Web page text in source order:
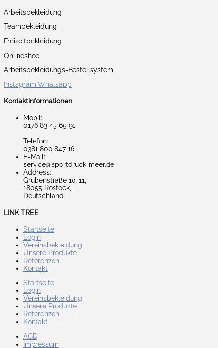
Arbeitsbekleidung
Teambekleidung
Freizeitbekleidung
Onlineshop
Arbeitsbekleidungs-Bestellsystem
Instagram Whatsapp
Kontaktinformationen
Mobil:
0176 83 45 65 91
Telefon:
0381 800 847 16
E-Mail:
service@sportdruck-meer.de
Address:
Grubenstraße 10-11,
18055 Rostock,
Deutschland
LINK TREE
Startseite
Login
Vereinsbekleidung
Unsere Produkte
Referenzen
Kontakt
Startseite
Login
Vereinsbekleidung
Unsere Produkte
Referenzen
Kontakt
AGB
Impressum